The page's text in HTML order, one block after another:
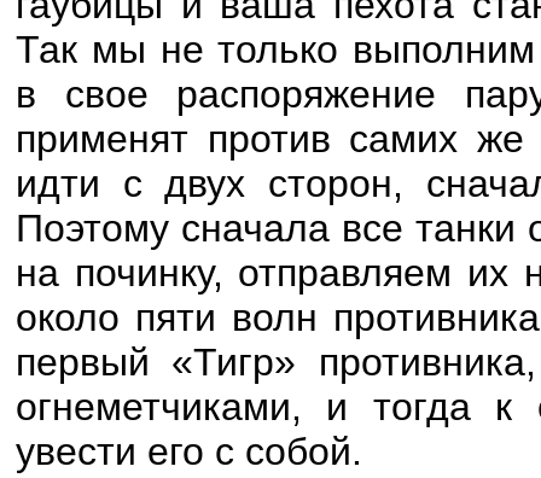
Так мы не только
в свое распоряжение
применят против самих
идти с двух сторон,
Поэтому сначала все танки
на починку, отправляем их
около пяти волн
первый «Тигр»
огнеметчиками, и тогда
увести его с собой.